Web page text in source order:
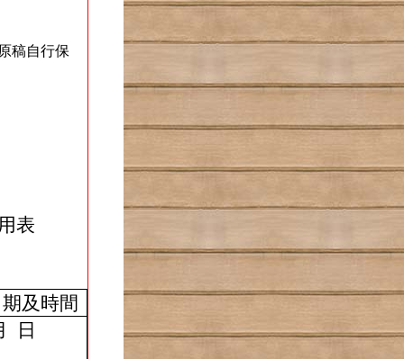
稿自行保
表
及時間
日